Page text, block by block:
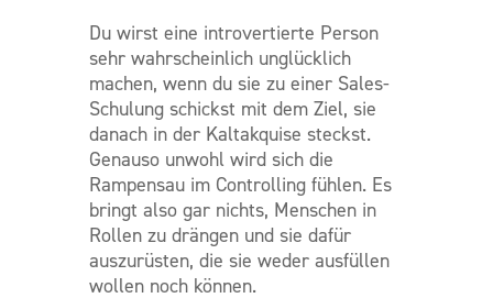
Du wirst eine introvertierte Person
sehr wahrscheinlich unglücklich
machen, wenn du sie zu einer Sales-
Schulung schickst mit dem Ziel, sie
danach in der Kaltakquise steckst.
Genauso unwohl wird sich die
Rampensau im Controlling fühlen. Es
bringt also gar nichts, Menschen in
Rollen zu drängen und sie dafür
auszurüsten, die sie weder ausfüllen
wollen noch können.